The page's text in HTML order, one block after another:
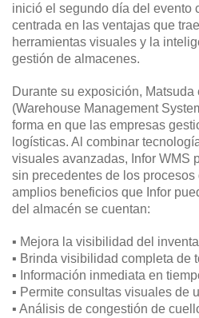
inició el segundo día del evento
centrada en las ventajas que
herramientas visuales y la
gestión de almacenes.
Durante su exposición,
(Warehouse Management
forma en que las empresas
logísticas. Al combinar
visuales avanzadas, Infor WMS
sin precedentes de los
amplios beneficios que Infor
del almacén se cuentan:
▪ Mejora la visibilidad del
▪ Brinda visibilidad completa de
▪ Información inmediata en
▪ Permite consultas visuales de
▪ Análisis de congestión de